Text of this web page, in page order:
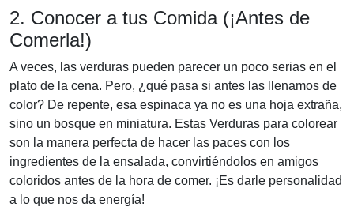
2. Conocer a tus Comida (¡Antes de
Comerla!)
A veces, las verduras pueden parecer un poco serias en el
plato de la cena. Pero, ¿qué pasa si antes las llenamos de
color? De repente, esa espinaca ya no es una hoja extraña,
sino un bosque en miniatura. Estas Verduras para colorear
son la manera perfecta de hacer las paces con los
ingredientes de la ensalada, convirtiéndolos en amigos
coloridos antes de la hora de comer. ¡Es darle personalidad
a lo que nos da energía!